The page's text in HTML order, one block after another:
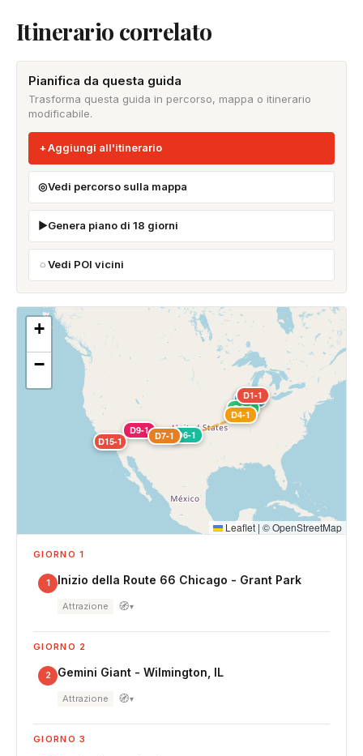
Itinerario correlato
Pianifica da questa guida
Trasforma questa guida in percorso, mappa o itinerario
modificabile.
Aggiungi all'itinerario
Vedi percorso sulla mappa
Genera piano di 18 giorni
Vedi POI vicini
D1-1
D2-1
D3-1
D4-1
D6-1
D7-1
D9-1
D15-1
+
−
Leaflet | ©OpenStreetMap
GIORNO 1
1 Inizio della Route 66 Chicago - Grant Park
Attrazione 🧭▾
GIORNO 2
2 Gemini Giant - Wilmington, IL
Attrazione 🧭▾
GIORNO 3